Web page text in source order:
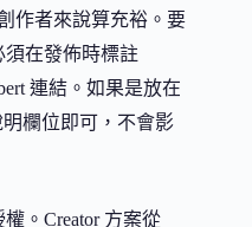
作者來說算充裕。要
在發佈時標註
連結。如果是放在
欄位即可，不會影
。Creator 方案從